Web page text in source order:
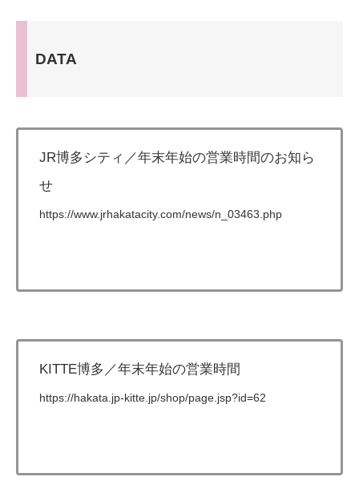
DATA
JR博多シティ／年末年始の営業時間のお知ら
せ
https://www.jrhakatacity.com/news/n_03463.php
KITTE博多／年末年始の営業時間
https://hakata.jp-kitte.jp/shop/page.jsp?id=62